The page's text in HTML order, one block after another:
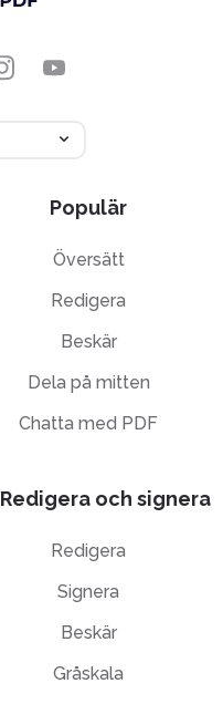
Populär
Översätt
Redigera
Beskär
Dela på mitten
Chatta med PDF
Redigera och signera
Redigera
Signera
Beskär
Gråskala